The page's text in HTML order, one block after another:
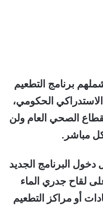
برنامج التطعيم
الحكومي،
الصحي العام ولن
مباشر.
دخول البرنامج الجديد
لقاح جدري الماء
أو مراكز التطعيم